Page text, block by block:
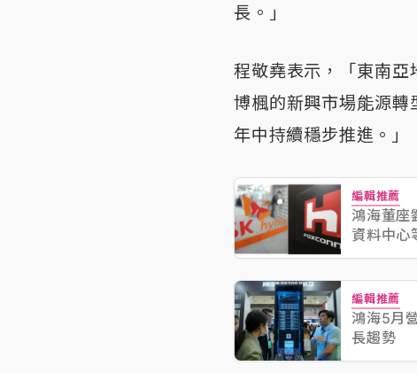
長。」
程敬堯表示，「東南亞
博楓的新興市場能源
年中持續穩步推進。」
編輯推薦
鴻海董座
資料中心
編輯推薦
鴻海5月
長趨勢